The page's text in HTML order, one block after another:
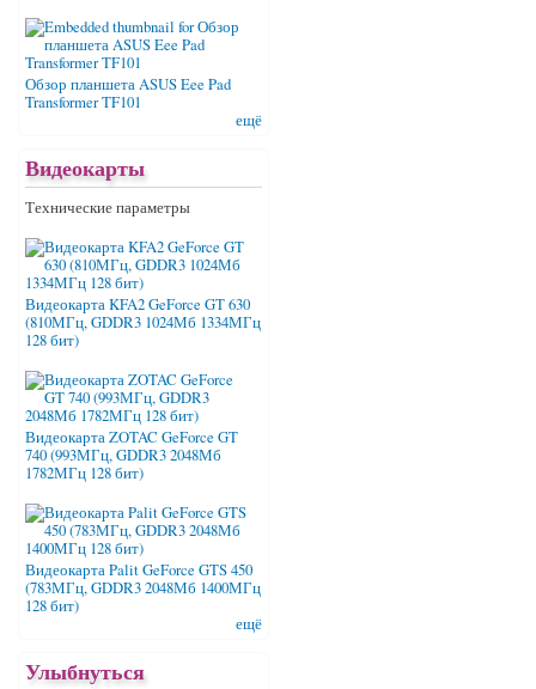
Обзор планшета ASUS Eee Pad
Transformer TF101
ещё
Видеокарты
Технические параметры
Видеокарта KFA2 GeForce GT 630
(810МГц, GDDR3 1024Мб 1334МГц
128 бит)
Видеокарта ZOTAC GeForce GT
740 (993МГц, GDDR3 2048Мб
1782МГц 128 бит)
Видеокарта Palit GeForce GTS 450
(783МГц, GDDR3 2048Мб 1400МГц
128 бит)
ещё
Улыбнуться